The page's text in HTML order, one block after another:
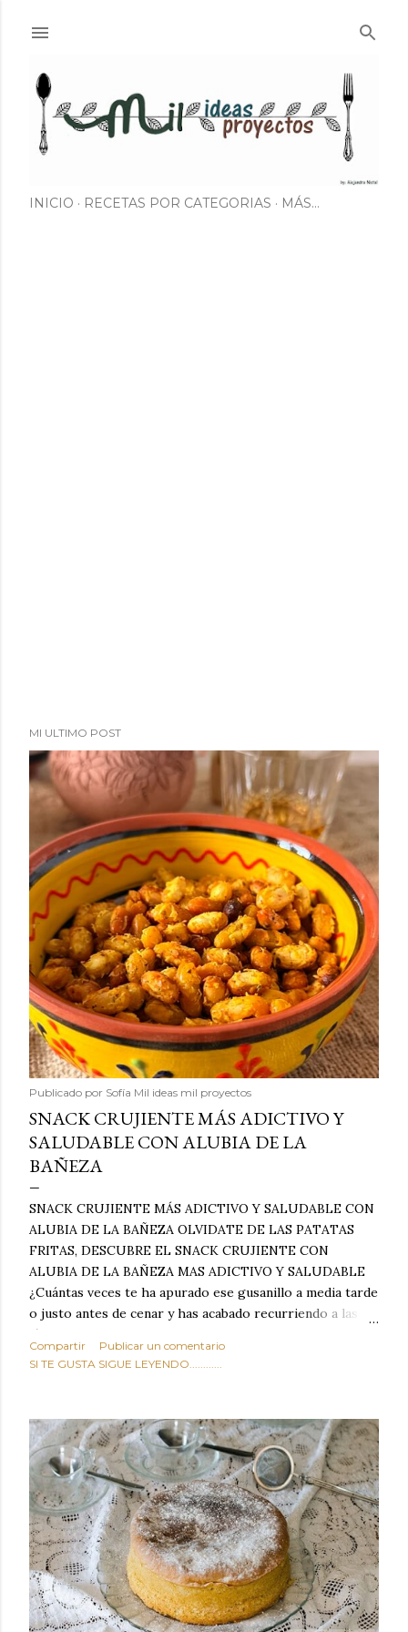
INICIO RECETAS POR CATEGORIAS MÁS…
MI ULTIMO POST
Publicado por Sofía Mil ideas mil proyectos
SNACK CRUJIENTE MÁS ADICTIVO Y
SALUDABLE CON ALUBIA DE LA
BAÑEZA
SNACK CRUJIENTE MÁS ADICTIVO Y SALUDABLE CON
ALUBIA DE LA BAÑEZA OLVIDATE DE LAS PATATAS
FRITAS, DESCUBRE EL SNACK CRUJIENTE CON
ALUBIA DE LA BAÑEZA MAS ADICTIVO Y SALUDABLE
¿Cuántas veces te ha apurado ese gusanillo a media tarde
o justo antes de cenar y has acabado recurriendo a las
típicas patatas de bolsa, frutos secos fritos o snacks
ultraprocesados llenos de grasas saturadas y sodio?
sabroso, con ese toque tostado y crujiente que tanto nos
satisface. Estas alubias crujientes al horno van a cambiar
por completo tu forma de ver las legumbres. Olvídate de
asociar las alubias únicamente a los guisos tradicionales y
copiosos de invierno. Con esta receta simple pero
revolucionaria, transformaremos un ingrediente tan
humilde como la alubia de La Bañeza en un snack ligero,
dorado, cargado de proteína y 100% natural. Es el
sustituto perfecto a los frutos se...
Compartir
Publicar un comentario
SI TE GUSTA SIGUE LEYENDO............